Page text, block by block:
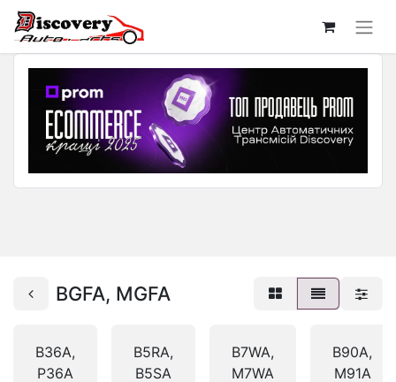
BGFA, MGFA
B36A,
P36A
B5RA,
B5SA
B7WA,
M7WA
B90A,
M91A